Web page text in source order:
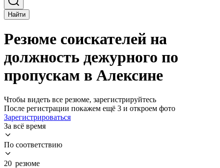
Найти
Резюме соискателей на
должность дежурного по
пропускам в Алексине
Чтобы видеть все резюме, зарегистрируйтесь
После регистрации покажем ещё 3 и откроем фото
Зарегистрироваться
За всё время
По соответствию
20 резюме